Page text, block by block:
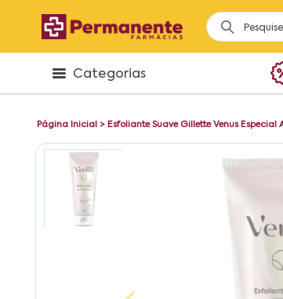
Categorias
Página Inicial > Esfoliante Suave Gillette Venus Especial